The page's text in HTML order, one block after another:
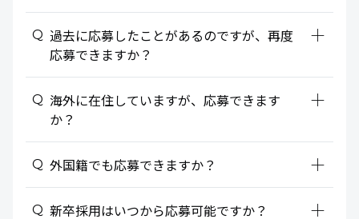
過去に応募したことがあるのですが、再度
応募できますか？
add_2
海外に在住していますが、応募できます
か？
add_2
外国籍でも応募できますか？ add_2
新卒採用はいつから応募可能ですか？ add_2